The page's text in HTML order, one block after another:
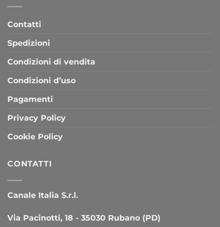
Contatti
Spedizioni
Condizioni di vendita
Condizioni d’uso
Pagamenti
Privacy Policy
Cookie Policy
CONTATTI
Canale Italia S.r.l.
Via Pacinotti, 18 - 35030 Rubano (PD)